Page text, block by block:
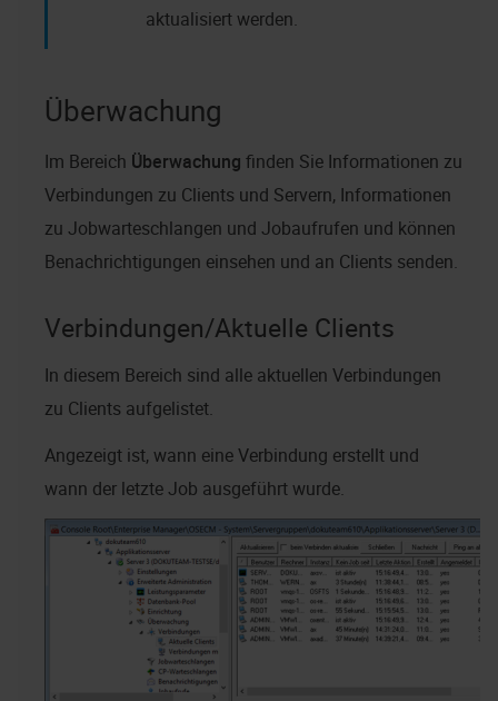
aktualisiert werden.
Überwachung
Im Bereich Überwachung finden Sie Informationen zu
Verbindungen zu Clients und Servern, Informationen
zu Jobwarteschlangen und Jobaufrufen und können
Benachrichtigungen einsehen und an Clients senden.
Verbindungen/Aktuelle Clients
In diesem Bereich sind alle aktuellen Verbindungen
zu Clients aufgelistet.
Angezeigt ist, wann eine Verbindung erstellt und
wann der letzte Job ausgeführt wurde.